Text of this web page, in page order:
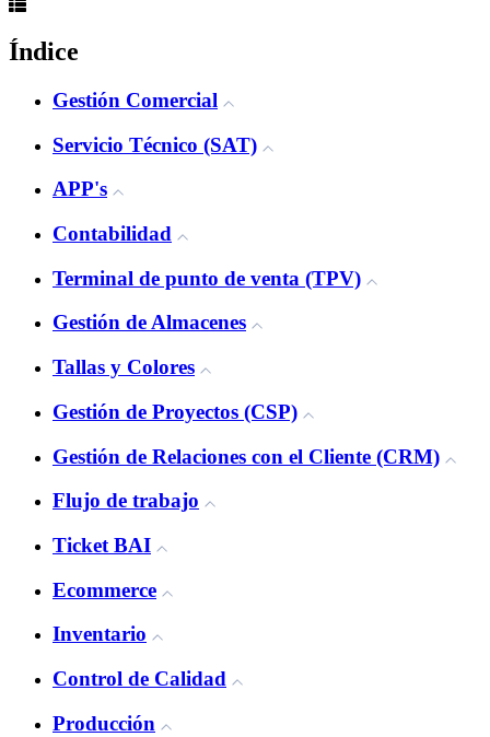
Índice
Gestión Comercial
Servicio Técnico (SAT)
APP's
Contabilidad
Terminal de punto de venta (TPV)
Gestión de Almacenes
Tallas y Colores
Gestión de Proyectos (CSP)
Gestión de Relaciones con el Cliente (CRM)
Flujo de trabajo
Ticket BAI
Ecommerce
Inventario
Control de Calidad
Producción